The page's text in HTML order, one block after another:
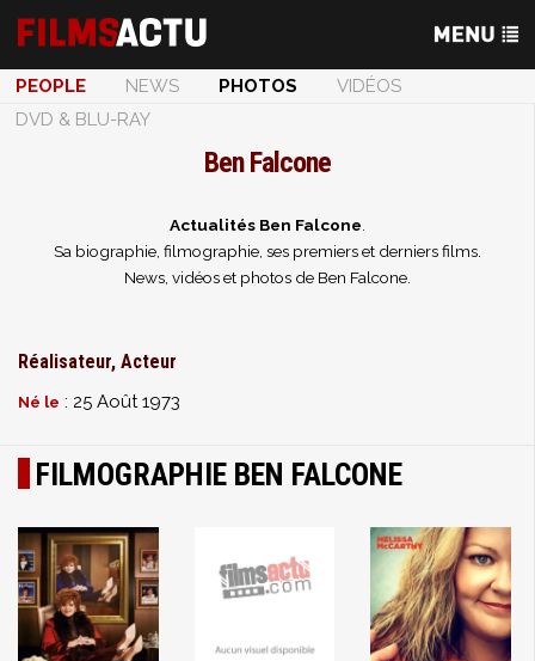
PEOPLE NEWS PHOTOS
VIDÉOS
DVD & BLU-RAY
Ben Falcone
Actualités Ben Falcone
Sa biographie, filmographie, ses premiers et derniers films.
News, vidéos et photos de Ben Falcone.
Réalisateur, Acteur
Né le : 25 Août 1973
FILMOGRAPHIE BEN FALCONE